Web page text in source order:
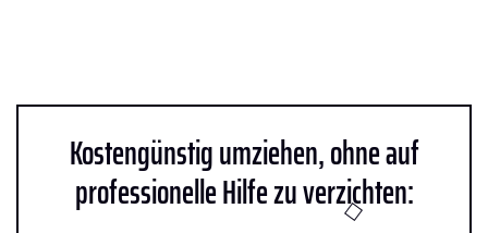
Kostengünstig umziehen, ohne auf
professionelle Hilfe zu verzichten: